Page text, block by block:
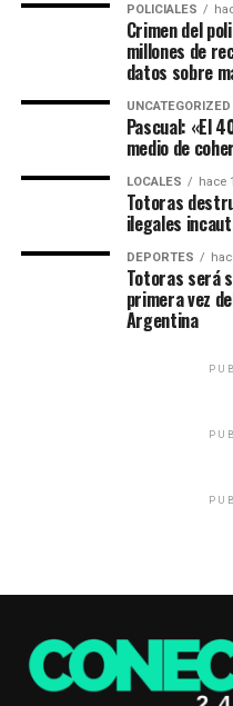
POLICIALES
Crimen del
millones de
datos sobre
UNCATEGORIZED
Pascual: «El
medio de
LOCALES hace
Totoras
ilegales
DEPORTES
Totoras será
primera vez
Argentina